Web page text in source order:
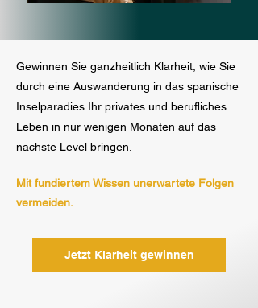
Gewinnen Sie ganzheitlich Klarheit, wie Sie
durch eine Auswanderung in das spanische
Inselparadies Ihr privates und berufliches
Leben in nur wenigen Monaten auf das
nächste Level bringen.
Mit fundiertem Wissen unerwartete Folgen
vermeiden.
Jetzt Klarheit gewinnen